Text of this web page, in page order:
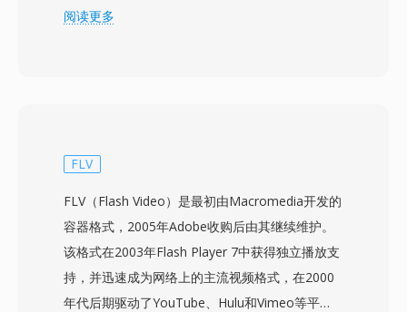
赖国外授权的编解码器。CAVS又称AVS1，其压缩
器。中国政府将CAVS认定为国家数字电视广播系
和电视接收器中广泛部署。虽然与H.264或HEVC
相比，CAVS的国际采用有限，但其重要意义在于
服务于全球最大的媒体市场之一，并展示了与全球
主导视频编码标准并行的可行国家方案。
阅读更多
FLV
FLV（Flash Video）是最初由Macromedia开发的
容器格式，2005年Adobe收购后由其继续维护。
该格式在2003年Flash Player 7中获得独立播放支
持，并迅速成为网络上的主流视频格式，在2000
年代后期驱动了YouTube、Hulu和Vimeo等平